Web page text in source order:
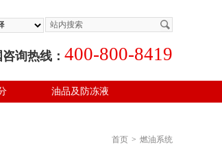
询热线： 400-800-8419
油品及防冻液
首页 > 燃油系统